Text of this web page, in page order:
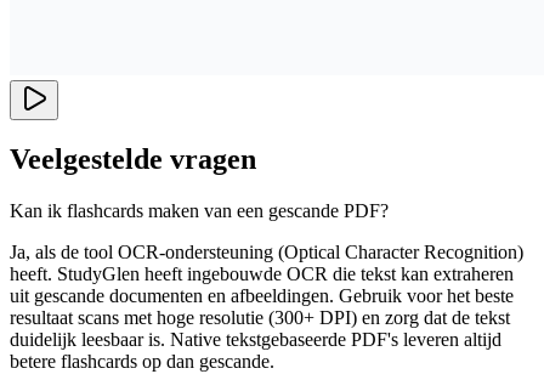
Veelgestelde vragen
Kan ik flashcards maken van een gescande PDF?
Ja, als de tool OCR-ondersteuning (Optical Character Recognition)
heeft. StudyGlen heeft ingebouwde OCR die tekst kan extraheren
uit gescande documenten en afbeeldingen. Gebruik voor het beste
resultaat scans met hoge resolutie (300+ DPI) en zorg dat de tekst
duidelijk leesbaar is. Native tekstgebaseerde PDF's leveren altijd
betere flashcards op dan gescande.